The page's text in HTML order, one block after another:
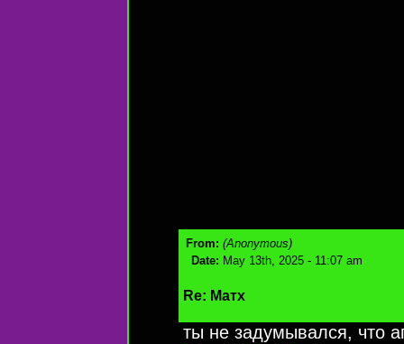
From: (Anonymous)
Date: May 13th, 2025 - 11:07 am
Re: Матх
ты не задумывался, что